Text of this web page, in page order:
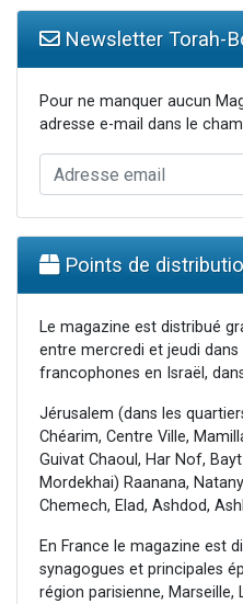
Newsletter Torah-
Pour ne manquer aucun
adresse e-mail dans le
Points de
Le magazine est distribué
entre mercredi et jeudi
francophones en Israël,
Jérusalem (dans les
Chéarim, Centre Ville,
Guivat Chaoul, Har Nof,
Mordekhai) Raanana,
Chemech, Elad, Ashdod,
En France le magazine est
synagogues et principales
région parisienne, Marseille,